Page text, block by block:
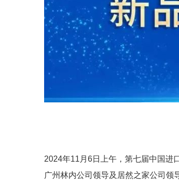
2024年11月6日上午，第七届中国进
广州林内公司领导及居然之家公司